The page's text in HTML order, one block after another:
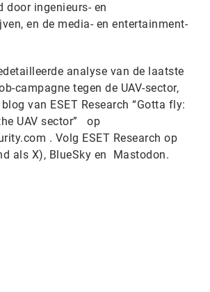
door ingenieurs- en
en de media- en entertainment-
analyse van de laatste
campagne tegen de UAV-sector,
van ESET Research “Gotta fly:
UAV sector” op
. Volg ESET Research op
als X), BlueSky en Mastodon.